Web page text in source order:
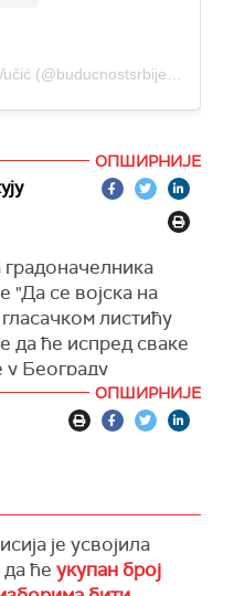
(@buducnostsrbijeav)
ОПШИРНИЈЕ
"Да се војска на
листићу
да ће испред сваке
Београду
"Да се војска на
је Вацић.
ОПШИРНИЈЕ
је усвојила
да ће укупан број